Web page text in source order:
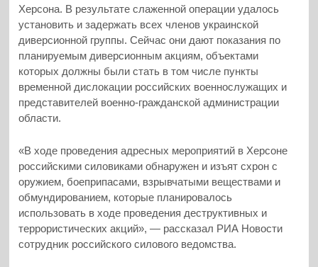
Херсона. В результате слаженной операции удалось
установить и задержать всех членов украинской
диверсионной группы. Сейчас они дают показания по
планируемым диверсионным акциям, объектами
которых должны были стать в том числе пункты
временной дислокации российских военнослужащих и
представителей военно-гражданской администрации
области.
«В ходе проведения адресных мероприятий в Херcоне
российскими силовиками обнаружен и изъят схрон с
оружием, боеприпасами, взрывчатыми веществами и
обмундированием, которые планировалось
использовать в ходе проведения деструктивных и
террористических акций», — рассказал РИА Новости
сотрудник российского силового ведомства.